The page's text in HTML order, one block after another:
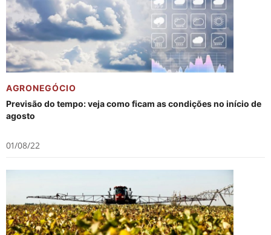
AGRONEGÓCIO
Previsão do tempo: veja como ficam as condições no início de
agosto
01/08/22